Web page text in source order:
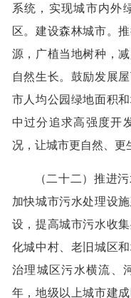
系统，实现城市内外
区。建设森林城市。
源，广植当地树种，
自然生长。鼓励发展
市人均公园绿地面积
中过分追求高强度开
况，让城市更自然、更
（二十二）推进
加快城市污水处理设
设，提高城市污水收
化城中村、老旧城区
治理城区污水横流、
年，地级以上城市建